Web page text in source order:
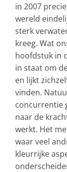
in 2007
wereld
sterk
kreeg. Wat
hoofdstuk in
in staat om
en lijkt
vinden.
concurrentie
naar de
werkt. Het
waar veel
kleurrijke